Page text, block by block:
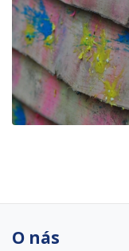
O nás